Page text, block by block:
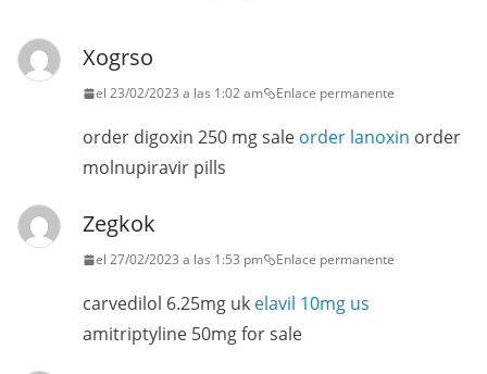
Xogrso
el 23/02/2023 a las 1:02 am Enlace permanente
order digoxin 250 mg sale order lanoxin order
molnupiravir pills
Zegkok
el 27/02/2023 a las 1:53 pm Enlace permanente
carvedilol 6.25mg uk elavil 10mg us
amitriptyline 50mg for sale